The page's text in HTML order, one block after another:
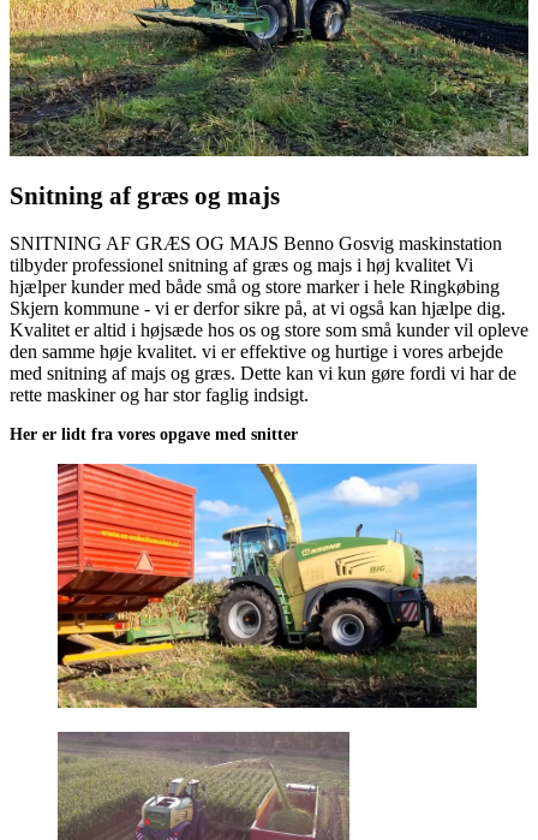
Snitning af græs og majs
SNITNING AF GRÆS OG MAJS Benno Gosvig maskinstation
tilbyder professionel snitning af græs og majs i høj kvalitet Vi
hjælper kunder med både små og store marker i hele Ringkøbing
Skjern kommune - vi er derfor sikre på, at vi også kan hjælpe dig.
Kvalitet er altid i højsæde hos os og store som små kunder vil opleve
den samme høje kvalitet. vi er effektive og hurtige i vores arbejde
med snitning af majs og græs. Dette kan vi kun gøre fordi vi har de
rette maskiner og har stor faglig indsigt.
Her er lidt fra vores opgave med snitter